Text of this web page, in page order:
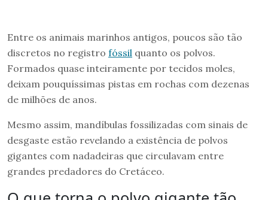
Entre os animais marinhos antigos, poucos são tão
discretos no registro fóssil quanto os polvos.
Formados quase inteiramente por tecidos moles,
deixam pouquíssimas pistas em rochas com dezenas
de milhões de anos.
Mesmo assim, mandíbulas fossilizadas com sinais de
desgaste estão revelando a existência de polvos
gigantes com nadadeiras que circulavam entre
grandes predadores do Cretáceo.